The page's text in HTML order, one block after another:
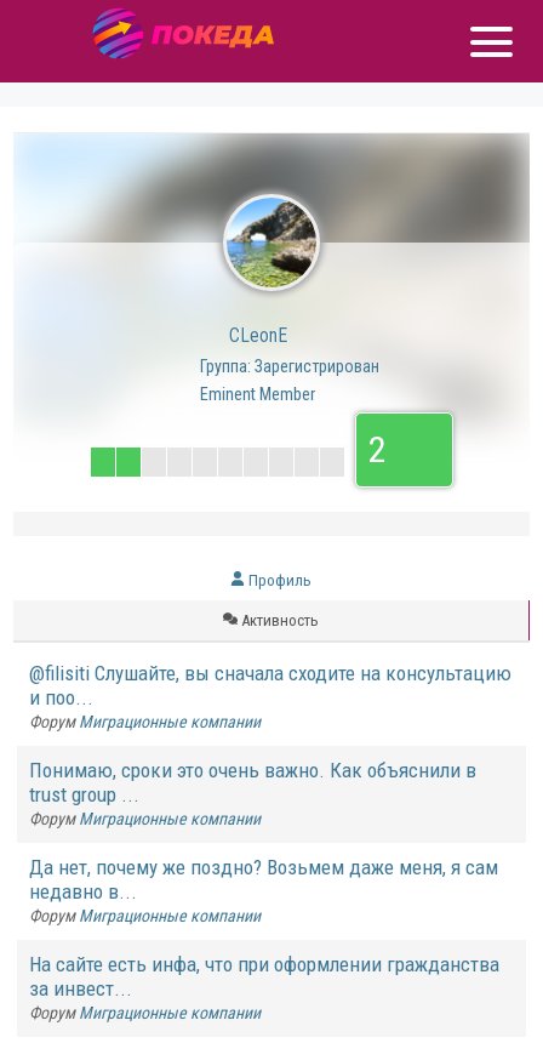
CLeonE
Группа: Зарегистрирован
Eminent Member
2
Профиль
Активность
@filisiti Слушайте, вы сначала сходите на консультацию
и поо...
Форум Миграционные компании
Понимаю, сроки это очень важно. Как объяснили в
trust group ...
Форум Миграционные компании
Да нет, почему же поздно? Возьмем даже меня, я сам
недавно в...
Форум Миграционные компании
На сайте есть инфа, что при оформлении гражданства
за инвест...
Форум Миграционные компании